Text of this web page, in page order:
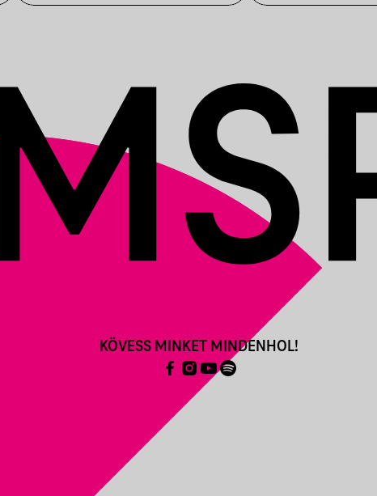
KÖVESS MINKET MINDENHOL!